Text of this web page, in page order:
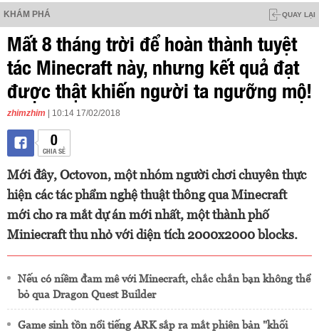
KHÁM PHÁ QUAY LẠI
Mất 8 tháng trời để hoàn thành tuyệt
tác Minecraft này, nhưng kết quả đạt
được thật khiến người ta ngưỡng mộ!
zhimzhim | 10:14 17/02/2018
0
CHIA SẺ
Mới đây, Octovon, một nhóm người chơi chuyên thực
hiện các tác phẩm nghệ thuật thông qua Minecraft
mới cho ra mắt dự án mới nhất, một thành phố
Miniecraft thu nhỏ với diện tích 2000x2000 blocks.
Nếu có niềm đam mê với Minecraft, chắc chắn bạn không thể
bỏ qua Dragon Quest Builder
Game sinh tồn nổi tiếng ARK sắp ra mắt phiên bản "khối